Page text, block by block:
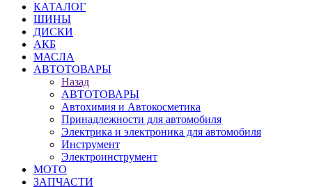
КАТАЛОГ
ШИНЫ
ДИСКИ
АКБ
МАСЛА
АВТОТОВАРЫ
Назад
АВТОТОВАРЫ
Автохимия и Автокосметика
Принадлежности для автомобиля
Электрика и электроника для автомобиля
Инструмент
Электроинструмент
МОТО
ЗАПЧАСТИ